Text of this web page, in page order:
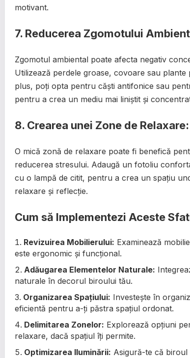
motivant.
7. Reducerea Zgomotului
Zgomotul ambiental poate afecta negativ
Utilizează perdele groase, covoare sau
plus, poți opta pentru căști antifonice sau
pentru a crea un mediu mai liniștit și
8. Crearea unei Zone de Relaxare:
O mică zonă de relaxare poate fi benefică
reducerea stresului. Adaugă un fotoliu
cu o lampă de citit, pentru a crea un spațiu
relaxare și reflecție.
Cum să Implementezi Aceste
Revizuirea Mobilierului: Examinează
este ergonomic și funcțional.
Adăugarea Elementelor Naturale:
naturale în decorul biroului tău.
Organizarea Spațiului: Investește în
eficientă pentru a-ți păstra spațiul ordonat.
Delimitarea Zonelor: Explorează opțiuni
relaxare, dacă spațiul îți permite.
Optimizarea Iluminării: Asigură-te că biroul